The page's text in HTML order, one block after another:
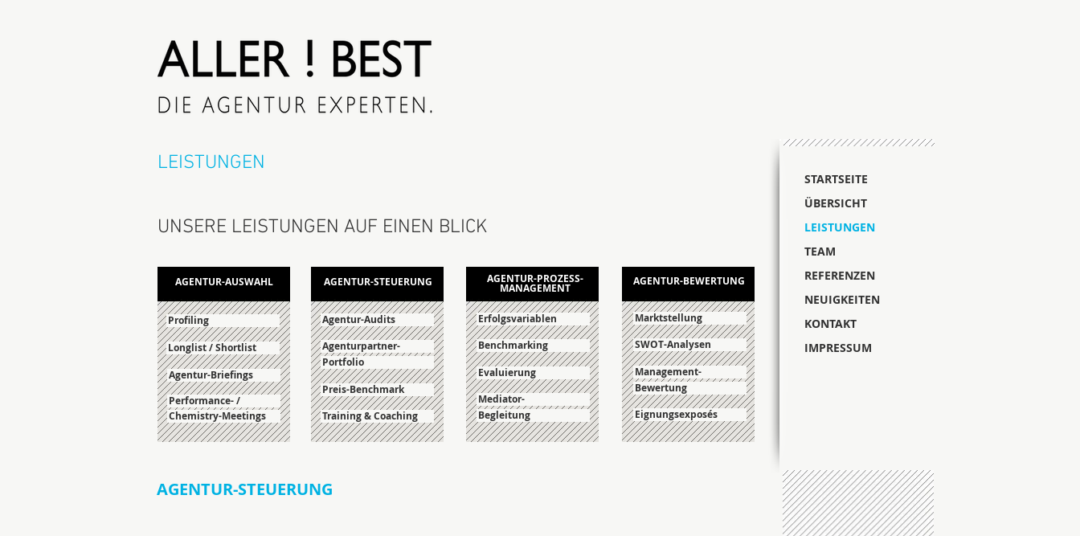
LEISTUNGEN
AGENTUR-STEUERUNG
UNSERE LEISTUNGEN AUF EINEN BLICK
AGENTUR-BEWERTUNG
AGENTUR-PROZESS-
MANAGEMENT
AGENTUR-STEUERUNG
AGENTUR-AUSWAHL
Eignungsexposés
Bewertung
Management-
SWOT-Analysen
Marktstellung
Begleitung
Mediator-
Evaluierung
Benchmarking
Erfolgsvariablen
Training & Coaching
Chemistry-Meetings
Preis-Benchmark
Portfolio
Agenturpartner-
Agentur-Audits
Performance- /
Agentur-Briefings
Longlist / Shortlist
Profiling
STARTSEITE
ÜBERSICHT
LEISTUNGEN
TEAM
REFERENZEN
NEUIGKEITEN
KONTAKT
IMPRESSUM